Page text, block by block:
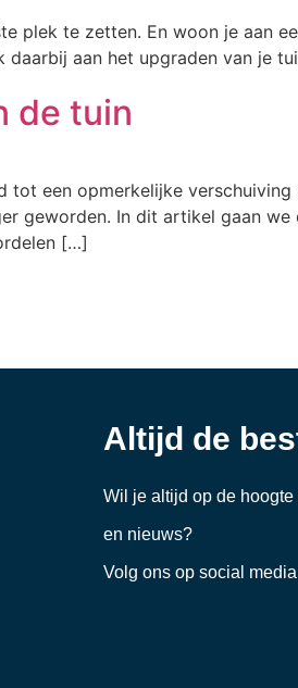
plek te zetten. En woon je aan
daarbij aan het upgraden van je
de tuin
een opmerkelijke
geworden. In dit artikel gaan
[…]
Altijd de
Wil je altijd op de
en nieuws?
Volg ons op social media